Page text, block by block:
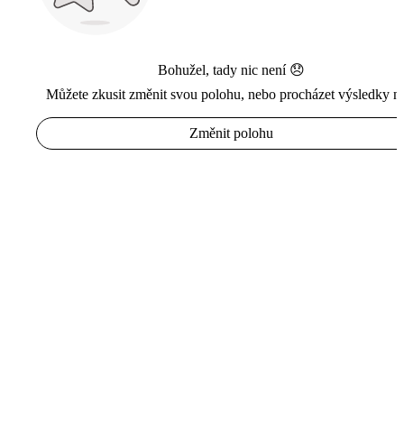
Bohužel, tady nic není 😞
Můžete zkusit změnit svou polohu, nebo procházet výsledky
Změnit polohu